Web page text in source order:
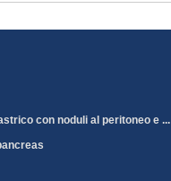
con noduli al peritoneo e ...